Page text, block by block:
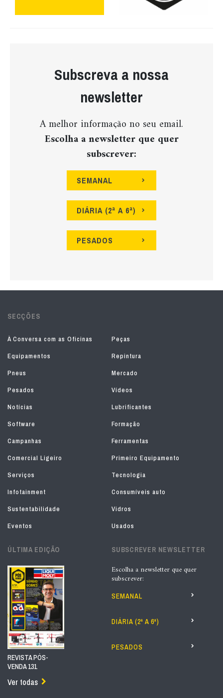
Subscreva a nossa
newsletter
A melhor informação no seu email.
Escolha a newsletter que quer
subscrever:
SEMANAL
DIÁRIA (2ª A 6ª)
PESADOS
SECÇÕES
À Conversa com as Oficinas
Peças
Equipamentos
Repintura
Pneus
Mercado
Pesados
Vídeos
Notícias
Lubrificantes
Software
Formação
Campanhas
Ferramentas
Comercial Ligeiro
Primeiro Equipamento
Serviços
Tecnologia
Infotainment
Consumíveis auto
Sustentabilidade
Vidros
Eventos
Usados
ÚLTIMA EDIÇÃO
REVISTA PÓS-
VENDA 131
Ver todas
SUBSCREVER NEWSLETTER
Escolha a newsletter que quer
subscrever:
SEMANAL
DIÁRIA (2ª A 6ª)
PESADOS